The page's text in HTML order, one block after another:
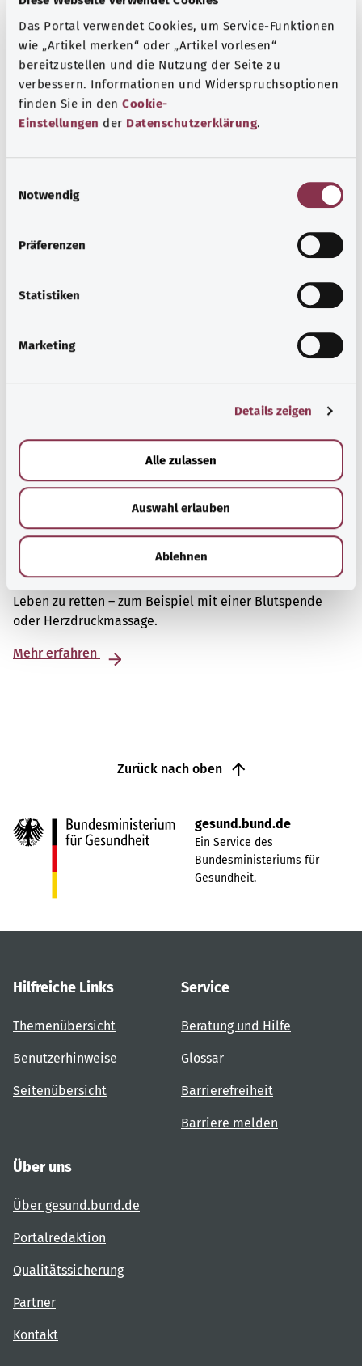
Das Portal verwendet Cookies, um Service-Funktionen
wie „Artikel merken“ oder „Artikel vorlesen“
bereitzustellen und die Nutzung der Seite zu
verbessern. Informationen und Widerspruchsoptionen
finden Sie in den Cookie-
Einstellungen der Datenschutzerklärung.
Notwendig
Präferenzen
Statistiken
Marketing
Details zeigen
Alle zulassen
Auswahl erlauben
Ablehnen
Erfahren Sie hier, welche Notrufe und Beratungstelefone
Krisen und Vergiftungen helfen können.
Retten und helfen
Es gibt viele Möglichkeiten, anderen Menschen in
gesundheitlichen Notlagen zu helfen oder sogar ihr
Leben zu retten – zum Beispiel mit einer Blutspende
oder Herzdruckmassage.
Mehr erfahren
Zurück nach oben
gesund.bund.de
Ein Service des
Bundesministeriums für
Gesundheit.
Hilfreiche Links
Themenübersicht
Benutzerhinweise
Seitenübersicht
Service
Beratung und Hilfe
Glossar
Barrierefreiheit
Barriere melden
Über uns
Über gesund.bund.de
Portalredaktion
Qualitätssicherung
Partner
Kontakt